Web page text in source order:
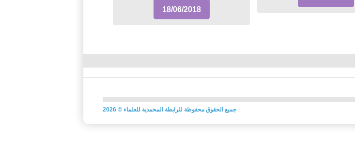
18/06/2018
2026 © جميع الحقوق محفوظة للرابطة المحمدية للعلماء